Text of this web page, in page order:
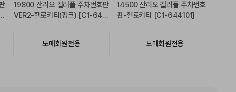
25000 산리오 비행기 차량용 방
향제 VER3-헬로키티 [C1-5860
도매회원전용
18700 헬로키티 휴대폰 거치대-
레드 [C1-903943]
도매회원전용